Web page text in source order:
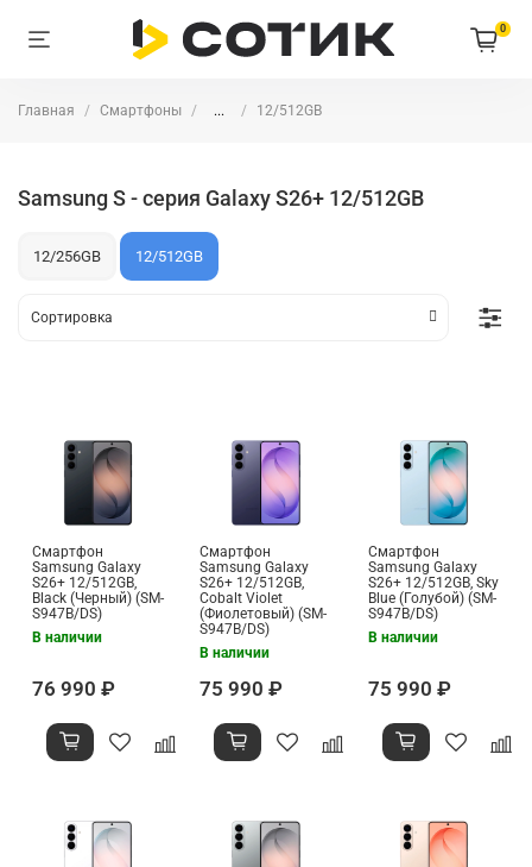
0
Главная Смартфоны ... 12/512GB
Samsung S - серия Galaxy S26+ 12/512GB
12/256GB 12/512GB
Смартфон
Samsung Galaxy
S26+ 12/512GB,
Black (Черный) (SM-
S947B/DS)
В наличии
76 990 ₽
Смартфон
Samsung Galaxy
S26+ 12/512GB,
Cobalt Violet
(Фиолетовый) (SM-
S947B/DS)
В наличии
75 990 ₽
Смартфон
Samsung Galaxy
S26+ 12/512GB, Sky
Blue (Голубой) (SM-
S947B/DS)
В наличии
75 990 ₽